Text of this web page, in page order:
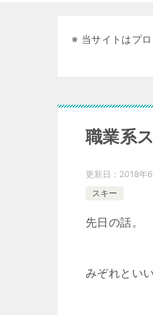
※ 当サイトはプロ
職業系
更新日： 2018年
スキー
先日の話。
みぞれとい